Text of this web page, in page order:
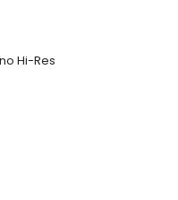
Hi-Res